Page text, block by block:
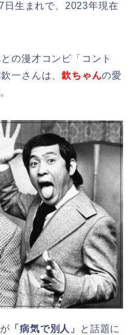
生まれで、2023年現在
の漫才コンビ「コント
一さんは、欽ちゃんの愛
「病気で別人」
と話題に